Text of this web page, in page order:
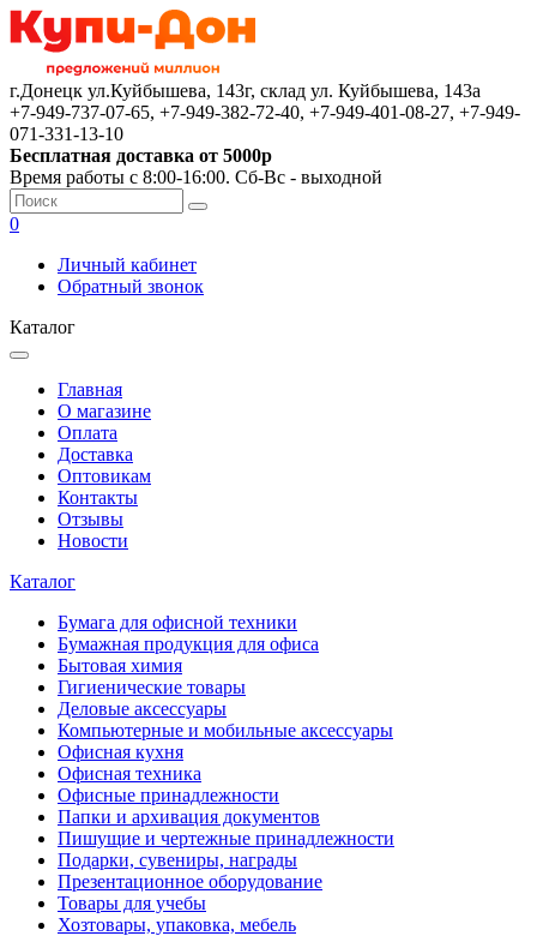
г.Донецк ул.Куйбышева, 143г, склад ул. Куйбышева, 143а
+7-949-737-07-65, +7-949-382-72-40, +7-949-401-08-27, +7-949-
071-331-13-10
Бесплатная доставка от 5000р
Время работы с 8:00-16:00. Сб-Вс - выходной
0
Личный кабинет
Обратный звонок
Каталог
Главная
О магазине
Оплата
Доставка
Оптовикам
Контакты
Отзывы
Новости
Каталог
Бумага для офисной техники
Бумажная продукция для офиса
Бытовая химия
Гигиенические товары
Деловые аксессуары
Компьютерные и мобильные аксессуары
Офисная кухня
Офисная техника
Офисные принадлежности
Папки и архивация документов
Пишущие и чертежные принадлежности
Подарки, сувениры, награды
Презентационное оборудование
Товары для учебы
Хозтовары, упаковка, мебель